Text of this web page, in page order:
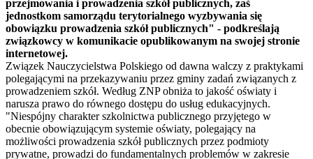
przejmowania i prowadzenia szkół publicznych, zaś
jednostkom samorządu terytorialnego wyzbywania się
obowiązku prowadzenia szkół publicznych" - podkreślają
związkowcy w komunikacie opublikowanym na swojej stronie
internetowej.
Związek Nauczycielstwa Polskiego od dawna walczy z praktykami
polegającymi na przekazywaniu przez gminy zadań związanych z
prowadzeniem szkół. Według ZNP obniża to jakość oświaty i
narusza prawo do równego dostępu do usług edukacyjnych.
"Niespójny charakter szkolnictwa publicznego przyjętego w
obecnie obowiązującym systemie oświaty, polegający na
możliwości prowadzenia szkół publicznych przez podmioty
prywatne, prowadzi do fundamentalnych problemów w zakresie